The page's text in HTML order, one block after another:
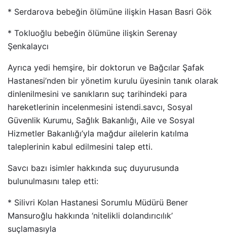
* Serdarova bebeğin ölümüne ilişkin Hasan Basri Gök
* Tokluoğlu bebeğin ölümüne ilişkin Serenay
Şenkalaycı
Ayrıca yedi hemşire, bir doktorun ve Bağcılar Şafak
Hastanesi’nden bir yönetim kurulu üyesinin tanık olarak
dinlenilmesini ve sanıkların suç tarihindeki para
hareketlerinin incelenmesini istendi.savcı, Sosyal
Güvenlik Kurumu, Sağlık Bakanlığı, Aile ve Sosyal
Hizmetler Bakanlığı’yla mağdur ailelerin katılma
taleplerinin kabul edilmesini talep etti.
Savcı bazı isimler hakkında suç duyurusunda
bulunulmasını talep etti:
* Silivri Kolan Hastanesi Sorumlu Müdürü Bener
Mansuroğlu hakkında ‘nitelikli dolandırıcılık’
suçlamasıyla